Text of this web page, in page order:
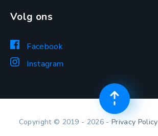
Volg ons
Facebook
Instagram
Copyright © 2019 - 2026 -Privacy Policy